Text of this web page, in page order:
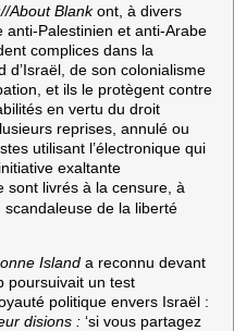
About Blankont, à divers
anti-Palestinien et anti-Arabe
complices dans la
d’Israël, de son colonialisme
et ils le protègent contre
en vertu du droit
reprises, annulé ou
utilisant l’électronique qui
exaltante
sont livrés à la censure, à
scandaleuse de la liberté
Island a reconnu devant
poursuivait un test
politique envers Israël :
disions : ‘si vous partagez